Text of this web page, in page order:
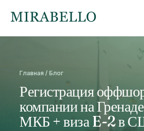
Главная / Блог
Регистрация
компании на
МКБ + виза E-2 в